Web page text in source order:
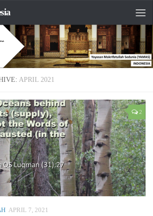
APRIL 2021
2
APRIL 7, 2021